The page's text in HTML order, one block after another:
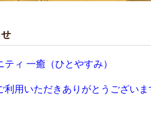
ィ 一癒（ひとやすみ）
用いただきありがとうございま